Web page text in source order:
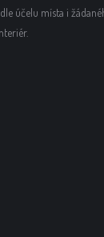
účelu místa i